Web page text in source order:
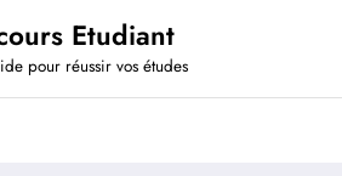
Etudiant
pour réussir vos études